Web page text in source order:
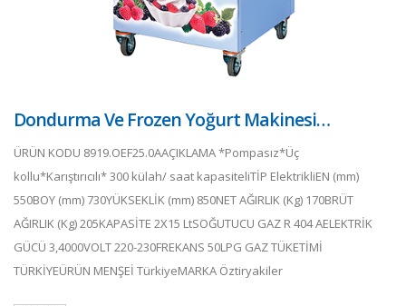
Dondurma Ve Frozen Yoğurt Makinesi…
ÜRÜN KODU 8919.OEF25.0AAÇIKLAMA *Pompasız*Üç
kollu*Karıştırıcılı* 300 külah/ saat kapasiteliTİP ElektrikliEN (mm)
550BOY (mm) 730YÜKSEKLİK (mm) 850NET AĞIRLIK (Kg) 170BRÜT
AĞIRLIK (Kg) 205KAPASİTE 2X15 LtSOĞUTUCU GAZ R 404 AELEKTRİK
GÜCÜ 3,4000VOLT 220-230FREKANS 50LPG GAZ TÜKETİMİ
TÜRKİYEÜRÜN MENŞEİ TürkiyeMARKA Öztiryakiler